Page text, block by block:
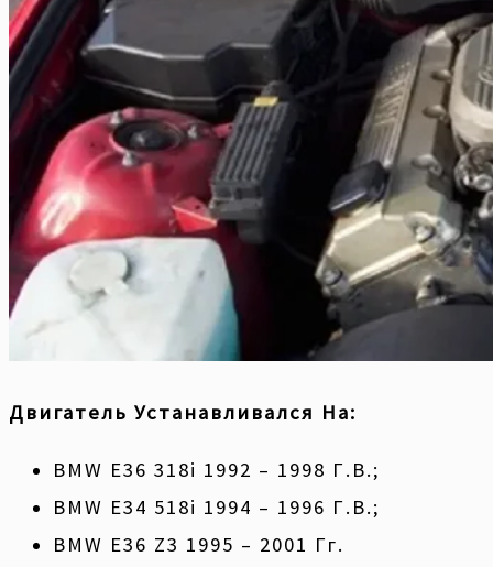
Двигатель Устанавливался На:
BMW Е36 318i 1992 – 1998 Г.в.;
BMW E34 518i 1994 – 1996 Г.в.;
BMW E36 Z3 1995 – 2001 Гг.